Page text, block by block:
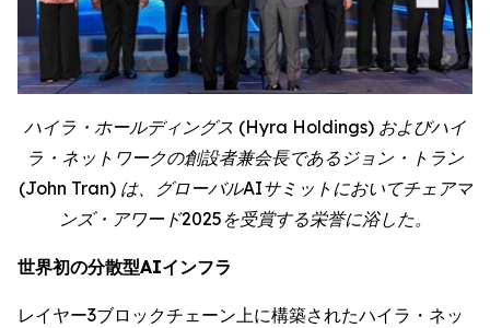
ハイラ・ホールディングス (Hyra Holdings) およびハイ
ラ・ネットワークの創設者兼会長であるジョン・トラン
(John Tran) は、グローバルAIサミットにおいてチェアマ
ンズ・アワード2025を受賞する栄誉に浴した。
世界初の分散型AIインフラ
レイヤー3ブロックチェーン上に構築されたハイラ・ネッ